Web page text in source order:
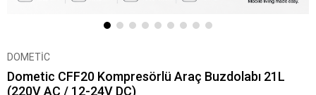
DOMETİC
Dometic CFF20 Kompresörlü Araç Buzdolabı 21L
(220V AC / 12-24V DC)